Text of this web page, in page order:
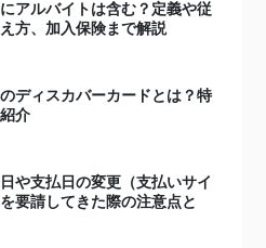
にアルバイトは含む？定義や従
方、加入保険まで解説
ディスカバーカードとは？特
介
や支払日の変更（支払いサイ
を要請してきた際の注意点と